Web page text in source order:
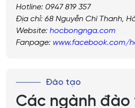
Hotline: 0947 819 357
Địa chỉ: 68 Nguyễn Chí Thanh,
Website: hocbongnga.com
Fanpage: www.facebook.com/
Đào tạo
Các ngành đào